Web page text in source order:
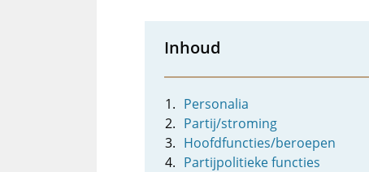
Inhoud
Personalia
Partij/stroming
Hoofdfuncties/beroepen
Partijpolitieke functies